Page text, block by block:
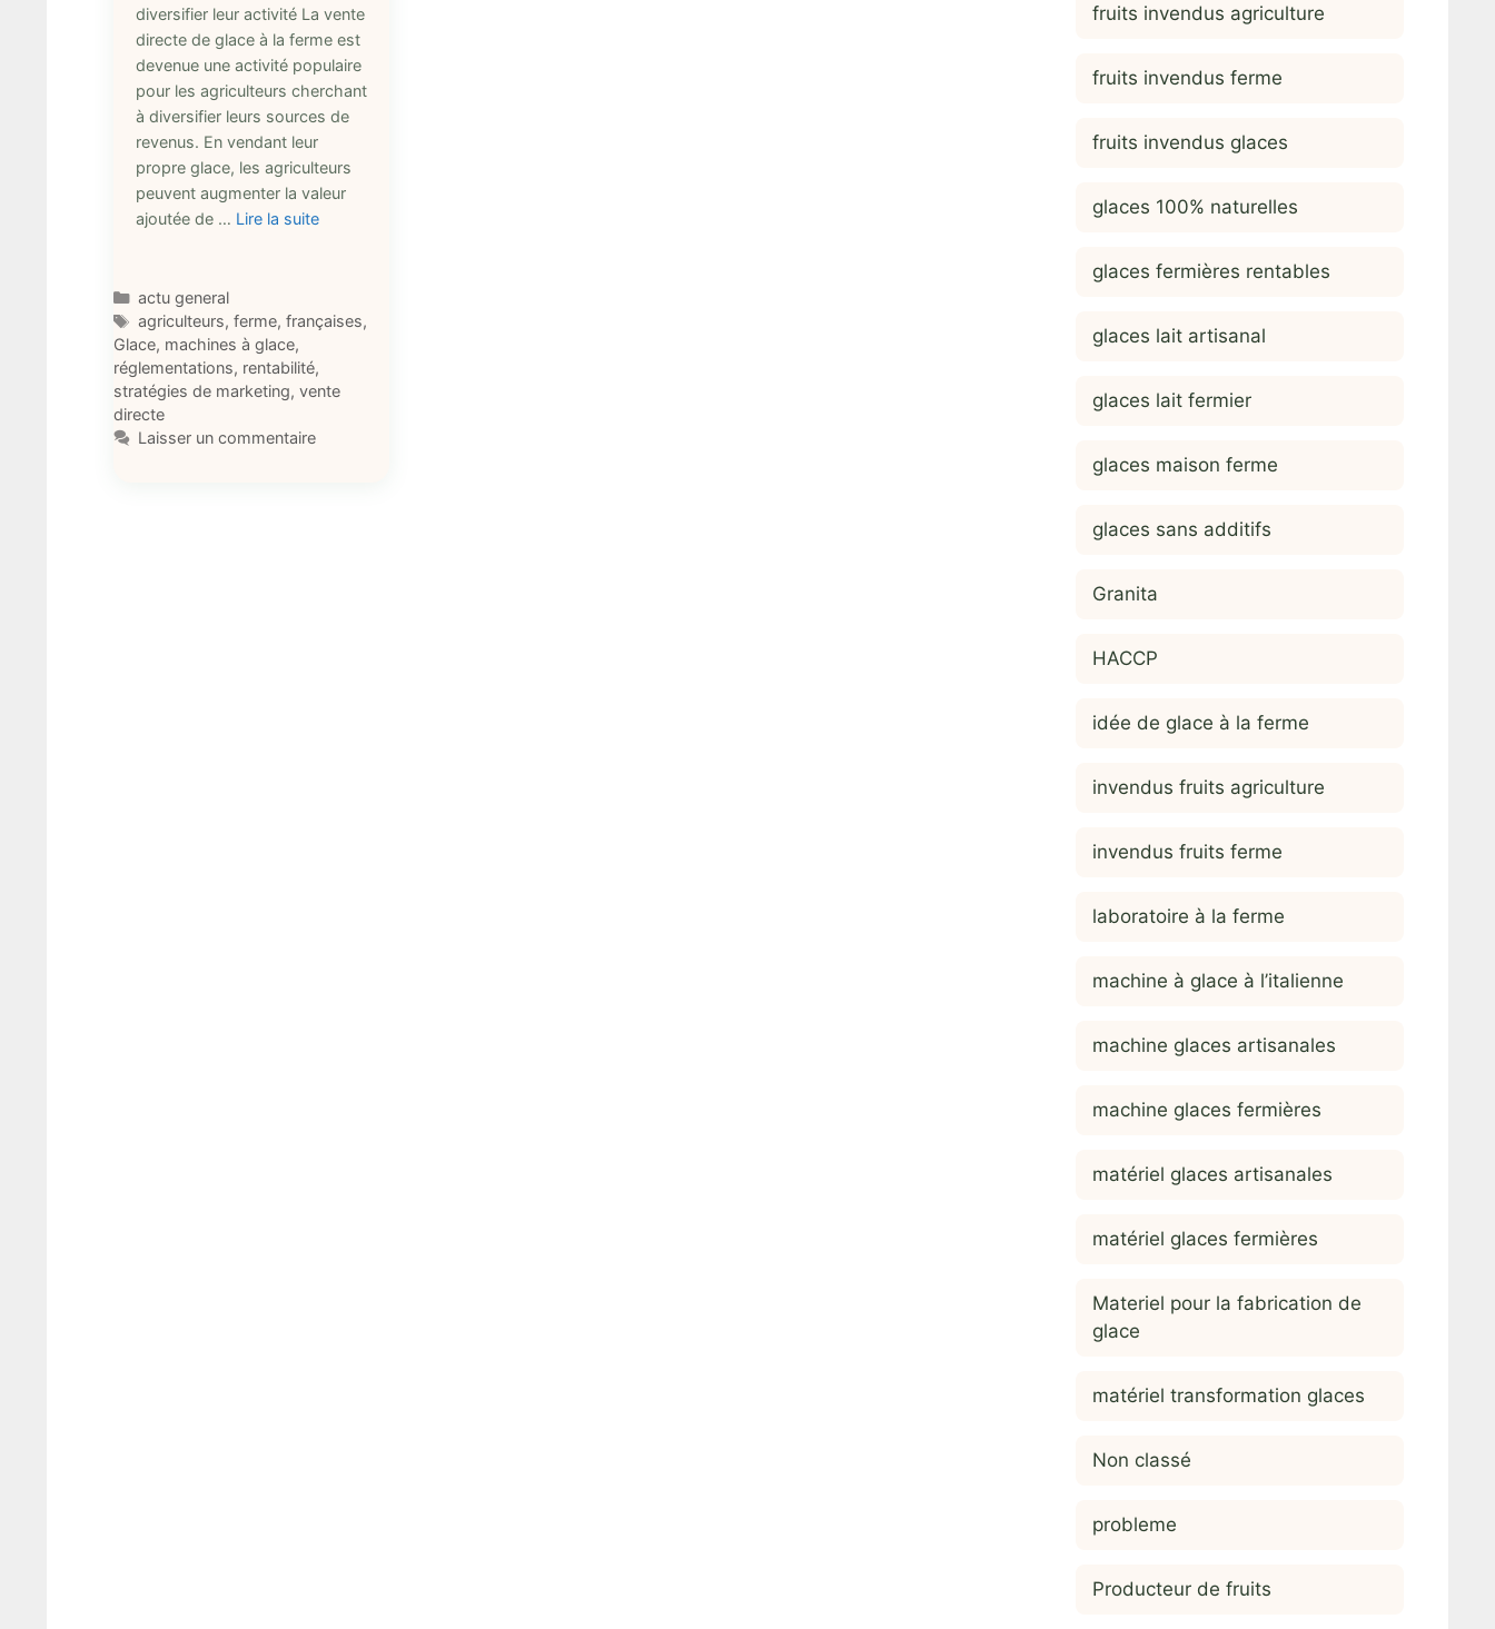
diversifier leur activité La vente
directe de glace à la ferme est
devenue une activité populaire
pour les agriculteurs cherchant
à diversifier leurs sources de
revenus. En vendant leur
propre glace, les agriculteurs
peuvent augmenter la valeur
ajoutée de … Lire la suite
Catégories
actu general
Étiquettes
agriculteurs, ferme, françaises,
Glace, machines à glace,
réglementations, rentabilité,
stratégies de marketing, vente
directe
Laisser un commentaire
fruits invendus agriculture
fruits invendus ferme
fruits invendus glaces
glaces 100% naturelles
glaces fermières rentables
glaces lait artisanal
glaces lait fermier
glaces maison ferme
glaces sans additifs
Granita
HACCP
idée de glace à la ferme
invendus fruits agriculture
invendus fruits ferme
laboratoire à la ferme
machine à glace à l’italienne
machine glaces artisanales
machine glaces fermières
matériel glaces artisanales
matériel glaces fermières
Materiel pour la fabrication de
glace
matériel transformation glaces
Non classé
probleme
Producteur de fruits